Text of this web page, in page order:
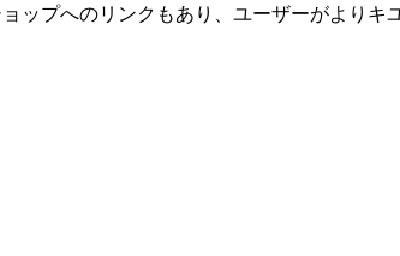
プへのリンクもあり、ユーザーがよりキ